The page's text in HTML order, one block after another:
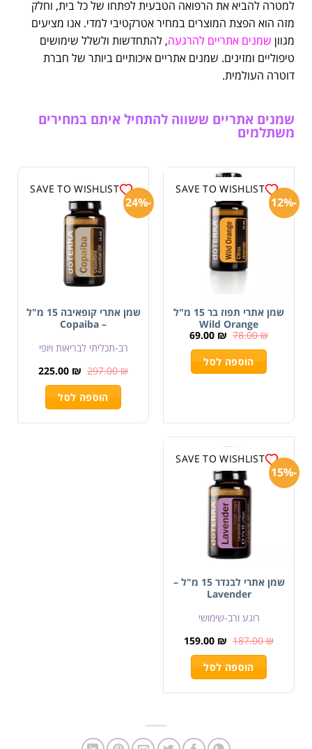
למטרה להביא את הרפואה הטבעית לפתחו של כל בית, וחלק
מזה הוא הפצת המוצרים במחיר אטרקטיבי למדי. אנו מציעים
מגוון שמנים אתריים להרגעה, להתחדשות ולשלל שימושים
טיפוליים ומזינים. שמנים אתריים איכותיים ביותר של חברת
דוטרה העולמית.
שמנים אתריים ששווה להתחיל איתם במחירים
משתלמים
SAVE TO WISHLIST
-12%
שמן אתרי תפוז בר 15 מ"ל
Wild Orange
78.00₪
69.00 ₪
הוספה לסל
SAVE TO WISHLIST
-24%
שמן אתרי קופאיבה 15 מ"ל
– Copaiba
רב-תכליתי לבריאות ויופי
297.00₪
225.00 ₪
הוספה לסל
SAVE TO WISHLIST
-15%
שמן אתרי לבנדר 15 מ"ל –
Lavender
רוגע ורב-שימושי
187.00₪
159.00 ₪
הוספה לסל